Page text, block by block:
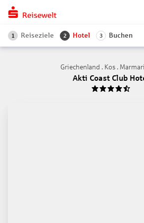
1 Reiseziele 2 Hotel 3 Buchen
Griechenland . Kos .
Akti Coast Club
4.5